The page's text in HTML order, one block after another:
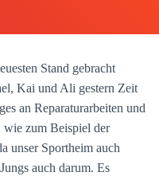
L
Stand gebracht
Kai und Ali gestern Zeit
an Reparaturarbeiten und
wie zum Beispiel der
unser Sportheim auch
auch darum. Es